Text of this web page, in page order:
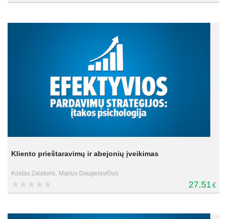
Kliento prieštaravimų ir abejonių įveikimas
Kostas Zalatoris, Marius Daugelavičius
27.51€